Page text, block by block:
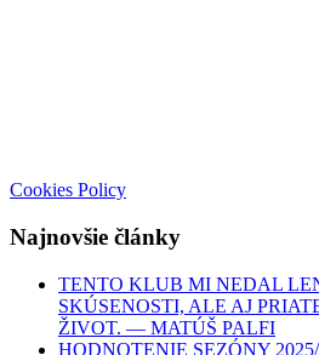
Cookies Policy
Najnovšie články
TENTO KLUB MI NEDAL
SKÚSENOSTI, ALE AJ
ŽIVOT. — MATÚŠ PALFI
HODNOTENIE SEZÓNY